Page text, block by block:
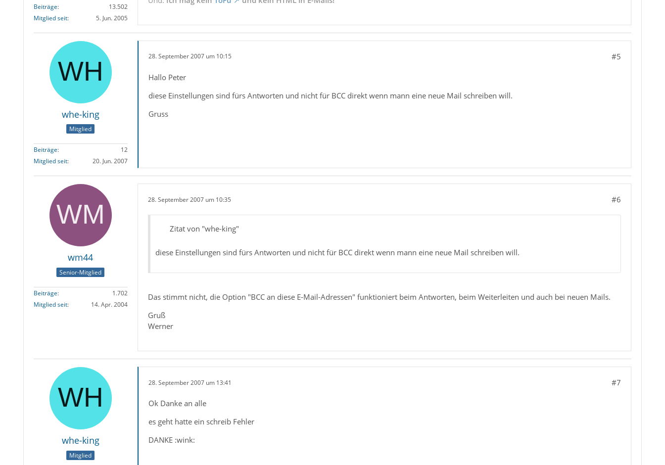
Beiträge
13.502
Mitglied seit
5. Jun. 2005
whe-king
Mitglied
Beiträge
12
Mitglied seit
20. Jun. 2007
28. September 2007 um 10:15 #5
Hallo Peter
diese Einstellungen sind fürs Antworten und nicht für BCC direkt wenn mann eine neue Mail schreiben will.
Gruss
wm44
Senior-Mitglied
Beiträge
1.702
Mitglied seit
14. Apr. 2004
28. September 2007 um 10:35 #6
Zitat von "whe-king"
diese Einstellungen sind fürs Antworten und nicht für BCC direkt wenn mann eine neue Mail schreiben will.
Das stimmt nicht, die Option "BCC an diese E-Mail-Adressen" funktioniert beim Antworten, beim Weiterleiten und auch bei neuen Mails.
Gruß
Werner
whe-king
Mitglied
28. September 2007 um 13:41 #7
Ok Danke an alle
es geht hatte ein schreib Fehler
DANKE :wink: